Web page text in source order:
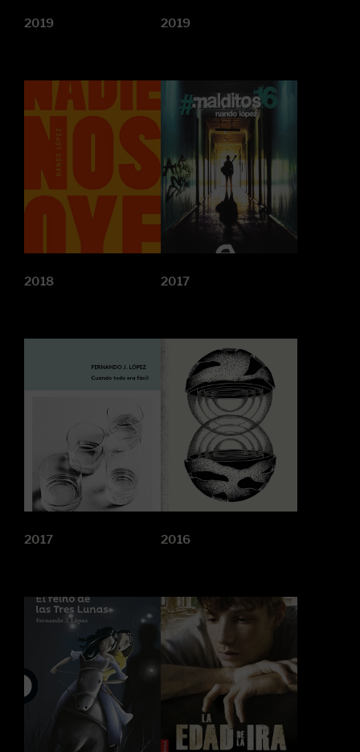
2019 2019
2018 2017
2017 2016